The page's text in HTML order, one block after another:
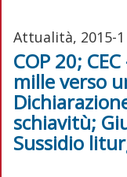
Attualità, 2015-1
COP 20;
mille verso
schiavitù;
Sussidio